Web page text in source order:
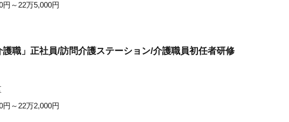
円～22万5,000円
護職」正社員/訪問介護ステーション/介護職員初任者研修
円～22万2,000円